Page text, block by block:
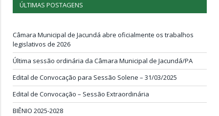
ÚLTIMAS POSTAGENS
Câmara Municipal de Jacundá abre oficialmente os trabalhos
legislativos de 2026
Última sessão ordinária da Câmara Municipal de Jacundá/PA
Edital de Convocação para Sessão Solene – 31/03/2025
Edital de Convocação – Sessão Extraordinária
BIÊNIO 2025-2028